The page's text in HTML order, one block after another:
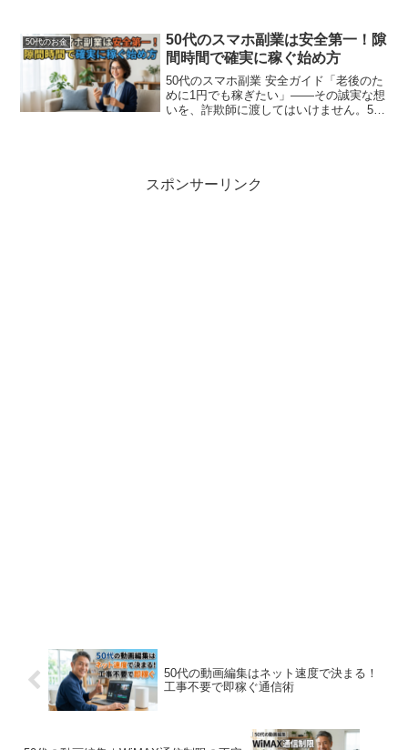
す。なぜ、多くの50代が最終的に「クリ
エイタージャパン」に行...
50代のお金
50代のスマホ副業は安全第一！隙
間時間で確実に稼ぐ始め方
50代のスマホ副業 安全ガイド「老後のた
めに1円でも稼ぎたい」——その誠実な想
いを、詐欺師に渡してはいけません。50
スポンサーリンク
50代の動画編集はネット速度で決まる！
工事不要で即稼ぐ通信術